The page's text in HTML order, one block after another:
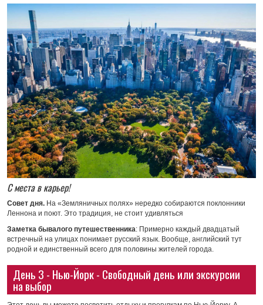
С места в карьер!
Совет дня. На «Земляничных полях» нередко собираются поклонники
Леннона и поют. Это традиция, не стоит удивляться
Заметка бывалого путешественника: Примерно каждый двадцатый
встречный на улицах понимает русский язык. Вообще, английский тут
родной и единственный всего для половины жителей города.
День 3 - Нью-Йорк - Свободный день или экскурсии
на выбор